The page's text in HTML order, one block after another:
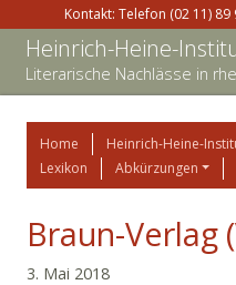
Kontakt: Telefon (02 11)
Heinrich-Heine-
Literarische Nachlässe in
Home Heinrich-Heine-
Lexikon
Abkürzungen
Braun-Verlag
3. Mai 2018